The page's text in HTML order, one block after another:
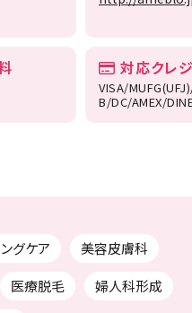
対応クレ
VISA/
B/DC/AMEX/
グケア
美容皮膚科
医療脱毛
婦人科形成